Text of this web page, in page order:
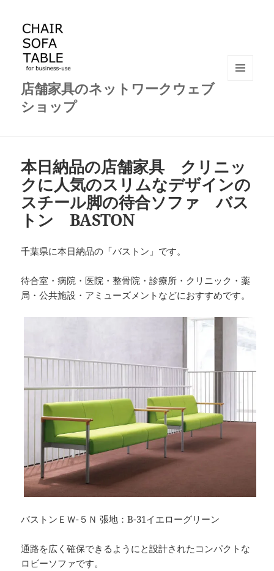
店舗家具のネットワークウェブ
ショップ
本日納品の店舗家具 クリニッ
クに人気のスリムなデザインの
スチール脚の待合ソファ バス
トン BASTON
千葉県に本日納品の「バストン」です。
待合室・病院・医院・整骨院・診療所・クリニック・薬
局・公共施設・アミューズメントなどにおすすめです。
バストンＥＷ-５Ｎ 張地：B-31イエローグリーン
通路を広く確保できるようにと設計されたコンパクトな
ロビーソファです。